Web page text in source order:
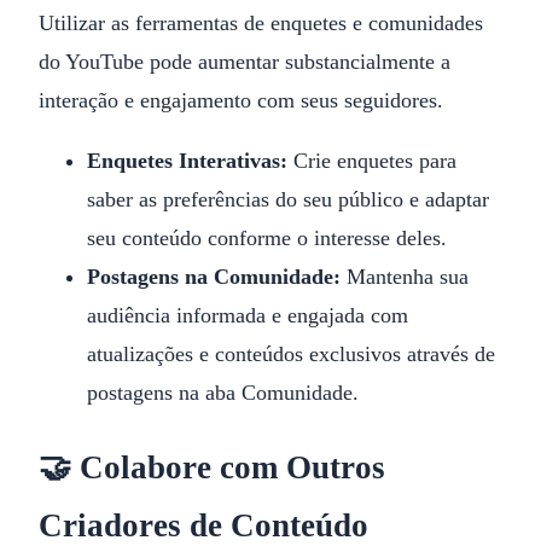
Utilizar as ferramentas de enquetes e comunidades
do YouTube pode aumentar substancialmente a
interação e engajamento com seus seguidores.
Enquetes Interativas: Crie enquetes para
saber as preferências do seu público e adaptar
seu conteúdo conforme o interesse deles.
Postagens na Comunidade: Mantenha sua
audiência informada e engajada com
atualizações e conteúdos exclusivos através de
postagens na aba Comunidade.
🤝 Colabore com Outros
Criadores de Conteúdo